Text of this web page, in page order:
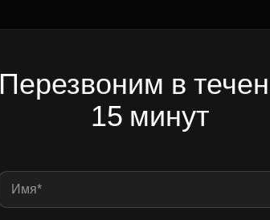
Перезвоним в
15 минут